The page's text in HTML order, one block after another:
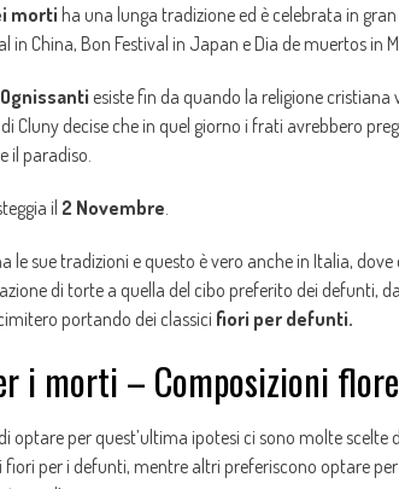
morti ha una lunga tradizione ed è celebrata in
in China, Bon Festival in Japan e Dia de muertos in
esiste fin da quando la religione
di Cluny decise che in quel giorno i frati avrebbero
il paradiso.
il 2 Novembre
le sue tradizioni e questo è vero anche in Italia,
di torte a quella del cibo preferito dei defunti,
portando dei classici fiori per defunti.
i morti – Composizioni
optare per quest’ultima ipotesi ci sono molte
fiori per i defunti, mentre altri preferiscono optare